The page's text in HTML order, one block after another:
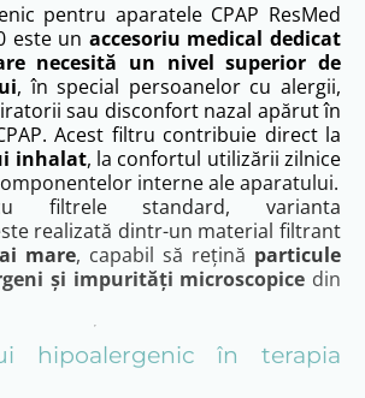
pentru aparatele CPAP ResMed
este un accesoriu medical dedicat
necesită un nivel superior de
, în special persoanelor cu alergii,
sau disconfort nazal apărut în
Acest filtru contribuie direct la
inhalat, la confortul utilizării zilnice
interne ale aparatului.
filtrele standard, varianta
realizată dintr-un material filtrant
mare, capabil să rețină particule
și impurități microscopice din
hipoalergenic în terapia